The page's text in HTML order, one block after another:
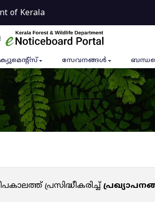
of Kerala
സേവനങ്ങൾ
പ്രസിദ്ധീകരിച്ച്